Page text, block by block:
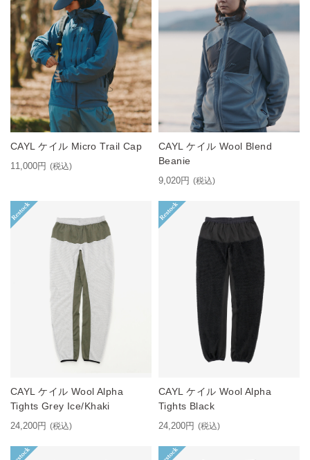
CAYL ケイル Micro Trail Cap
11,000円 (税込)
CAYL ケイル Wool Blend
Beanie
9,020円 (税込)
CAYL ケイル Wool Alpha
Tights Grey Ice/Khaki
24,200円 (税込)
CAYL ケイル Wool Alpha
Tights Black
24,200円 (税込)